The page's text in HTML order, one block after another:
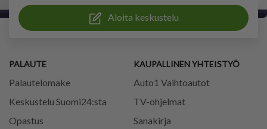
Aloita keskustelu
PALAUTE
Palautelomake
Keskustelu Suomi24:sta
Opastus
KAUPALLINEN YHTEISTYÖ
Auto1 Vaihtoautot
TV-ohjelmat
Sanakirja